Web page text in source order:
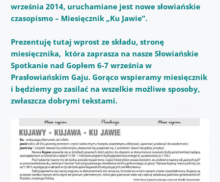
września 2014, uruchamiane jest nowe słowiańskie
czasopismo – Miesięcznik „Ku Jawie”.
Prezentuję tutaj wprost ze składu, stronę
miesięcznika, która zaprasza na nasze Słowiańskie
Spotkanie nad Gopłem 6-7 września w
Prasłowiańskim Gaju. Gorąco wspieramy miesięcznik
i będziemy go zasilać na wszelkie możliwe sposoby,
zwłaszcza dobrymi tekstami.